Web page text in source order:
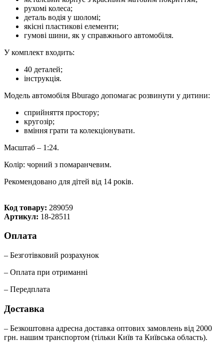
рухомі колеса;
деталь водія у шоломі;
якісні пластикові елементи;
гумові шини, як у справжнього автомобіля.
У комплект входить:
40 деталей;
інструкція.
Модель автомобіля Bburago допомагає розвинути у дитини:
сприйняття простору;
кругозір;
вміння грати та колекціонувати.
Масштаб – 1:24.
Колір: чорний з помаранчевим.
Рекомендовано для дітей від 14 років.
Код товару: 289059
Артикул: 18-28511
Оплата
– Безготівковий розрахунок
– Оплата при отриманні
– Передплата
Доставка
– Безкоштовна адресна доставка оптових замовлень від 2000
грн. нашим транспортом (тільки Київ та Київська область).